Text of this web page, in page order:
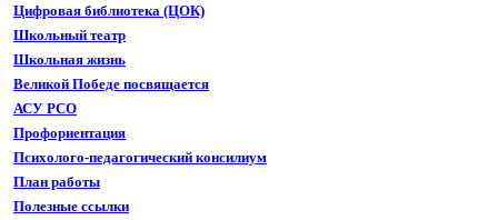
Цифровая библиотека (ЦОК)
Школьный театр
Школьная жизнь
Великой Победе посвящается
АСУ РСО
Профориентация
Психолого-педагогический консилиум
План работы
Полезные ссылки